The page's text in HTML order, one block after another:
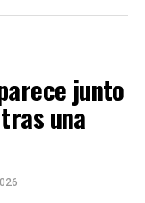
junto
una